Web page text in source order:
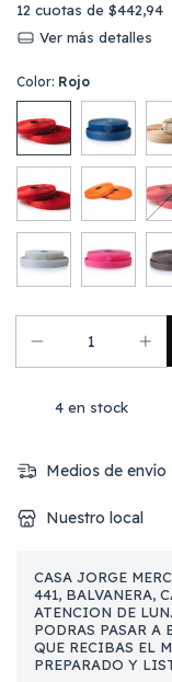
12 cuotas de $442,94
Ver más detalles
Color: Rojo
4 en stock
Medios de envío
Nuestro local
CASA JORGE
441, BALVANERA,
ATENCION DE
PODRAS PASAR A
QUE RECIBAS EL
PREPARADO Y